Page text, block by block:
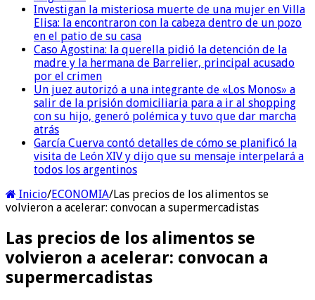
Investigan la misteriosa muerte de una mujer en Villa
Elisa: la encontraron con la cabeza dentro de un pozo
en el patio de su casa
Caso Agostina: la querella pidió la detención de la
madre y la hermana de Barrelier, principal acusado
por el crimen
Un juez autorizó a una integrante de «Los Monos» a
salir de la prisión domiciliaria para a ir al shopping
con su hijo, generó polémica y tuvo que dar marcha
atrás
García Cuerva contó detalles de cómo se planificó la
visita de León XIV y dijo que su mensaje interpelará a
todos los argentinos
Inicio/ECONOMIA/Las precios de los alimentos se
volvieron a acelerar: convocan a supermercadistas
Las precios de los alimentos se
volvieron a acelerar: convocan a
supermercadistas